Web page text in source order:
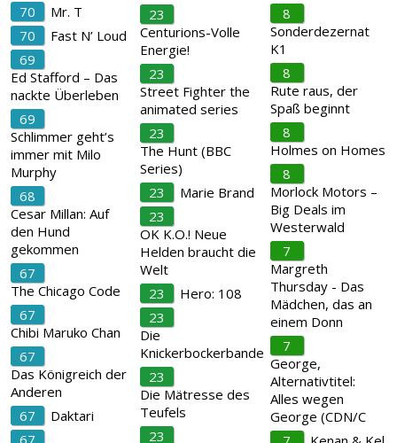
70
Mr. T
70
Fast N’ Loud
69
Ed Stafford – Das
nackte Überleben
69
Schlimmer geht’s
immer mit Milo
Murphy
68
Cesar Millan: Auf
den Hund
gekommen
67
The Chicago Code
67
Chibi Maruko Chan
67
Das Königreich der
Anderen
67
Daktari
67
23
Centurions-Volle
Energie!
23
Street Fighter the
animated series
23
The Hunt (BBC
Series)
23
Marie Brand
23
OK K.O.! Neue
Helden braucht die
Welt
23
Hero: 108
23
Die
Knickerbockerbande
23
Die Mätresse des
Teufels
23
8
Sonderdezernat
K1
8
Rute raus, der
Spaß beginnt
8
Holmes on Homes
8
Morlock Motors –
Big Deals im
Westerwald
7
Margreth
Thursday - Das
Mädchen, das an
einem Donn
7
George,
Alternativtitel:
Alles wegen
George (CDN/C